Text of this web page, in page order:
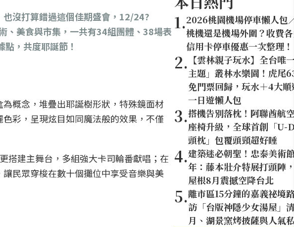
沒打算錯過這個佳期盛會，12/24?
、美食與市集，一共有34組團體、38場表
，共度耶誕節！
概念，堆疊出耶誕樹形狀，特殊鏡面材
彩，呈現炫目如同魔法般的效果，不僅
搭建主舞台，多組強大卡司輪番獻唱；在
民眾穿梭在數十個攤位中享受音樂與美
1.2026桃園機場停車懶人包
桃機還是機場外圍？收費
信用卡停車優惠一次整理！
2. 【雲林親子玩水】全台唯
主題」叢林水樂園！虎尾
免門票回歸，玩水＋4大
一日遊懶人包
3.搭機告別落枕！阿聯酋航
座椅升級，全球首創「
頭枕」包覆頭頸超好睡
4.建築迷必朝聖！忠泰美術
年：藤本壯介特展打頭陣
屋根8月震撼空降台北
5.離市區15分鐘的嘉義祕境
訪「台版神隱少女湯屋」
月、湖景窯烤披薩與人氣